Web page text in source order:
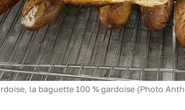
la baguette 100 % gardoise (Photo